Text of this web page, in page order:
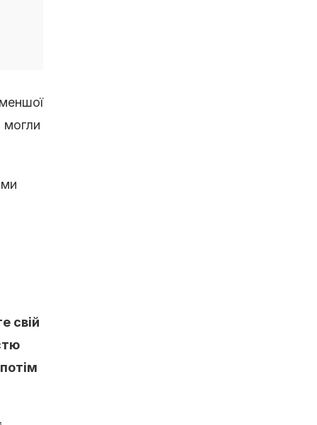
могли
свій